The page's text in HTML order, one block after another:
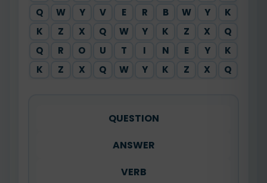
Q
W Y V E R B W Y
K
K
Z X Q W Y K Z X
Q
Q
R O U T I N E Y
K
K
Z X Q W Y K Z X Q
QUESTION
ANSWER
VERB